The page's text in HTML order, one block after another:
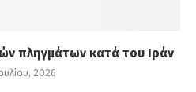
πληγμάτων κατά του Ιράν
2026